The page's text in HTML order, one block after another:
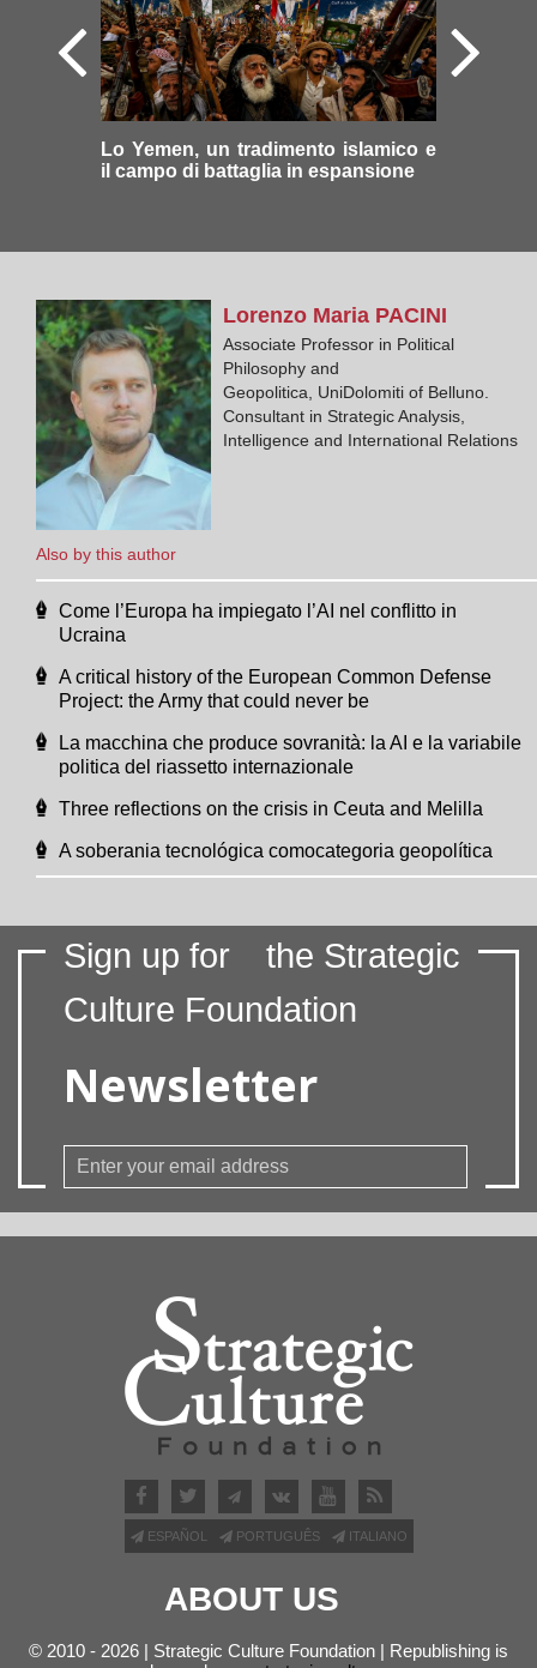
Lo Yemen, un tradimento islamico e
il campo di battaglia in espansione
Also by this author
Lorenzo Maria PACINI
Associate Professor in Political
Philosophy and
Geopolitica, UniDolomiti of Belluno.
Consultant in Strategic Analysis,
Intelligence and International Relations
Come l’Europa ha impiegato l’AI nel conflitto in
Ucraina
A critical history of the European Common Defense
Project: the Army that could never be
La macchina che produce sovranità: la AI e la variabile
politica del riassetto internazionale
Three reflections on the crisis in Ceuta and Melilla
A soberania tecnológica comocategoria geopolítica
Sign up for
the Strategic
Culture Foundation
Newsletter
ESPAÑOL PORTUGUÊS ITALIANO
ABOUT US
© 2010 - 2026 | Strategic Culture Foundation | Republishing is